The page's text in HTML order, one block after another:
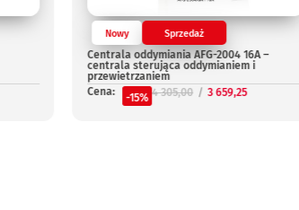
Nowy Sprzedaż
Centrala oddymiania AFG-2004 16A –
centrala sterująca oddymianiem i
przewietrzaniem
Cena:
-15% 4 305,00 3 659,25